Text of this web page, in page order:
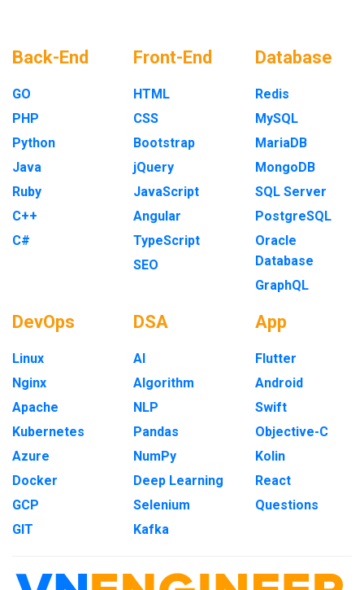
Back-End
GO
PHP
Python
Java
Ruby
C++
C#
Front-End
HTML
CSS
Bootstrap
jQuery
JavaScript
Angular
TypeScript
SEO
Database
Redis
MySQL
MariaDB
MongoDB
SQL Server
PostgreSQL
Oracle
Database
GraphQL
DevOps
Linux
Nginx
Apache
Kubernetes
Azure
Docker
GCP
GIT
DSA
AI
Algorithm
NLP
Pandas
NumPy
Deep Learning
Selenium
Kafka
App
Flutter
Android
Swift
Objective-C
Kolin
React
Questions